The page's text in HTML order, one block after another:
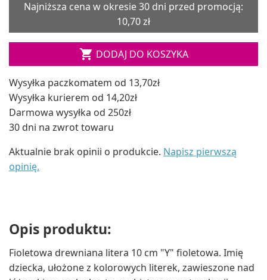
Najniższa cena w okresie 30 dni przed promocją:
10,70 zł
 DODAJ DO KOSZYKA
Wysyłka paczkomatem od 13,70zł
Wysyłka kurierem od 14,20zł
Darmowa wysyłka od 250zł
30 dni na zwrot towaru
Aktualnie brak opinii o produkcie. Napisz pierwszą
opinię.
Opis produktu:
Fioletowa drewniana litera 10 cm "Y" fioletowa. Imię
dziecka, ułożone z kolorowych literek, zawieszone nad